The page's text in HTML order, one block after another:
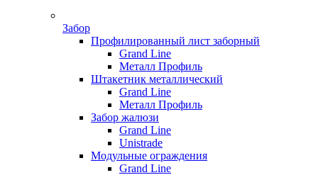
Забор
Профилированный лист заборный
Grand Line
Металл Профиль
Штакетник металлический
Grand Line
Металл Профиль
Забор жалюзи
Grand Line
Unistrade
Модульные ограждения
Grand Line